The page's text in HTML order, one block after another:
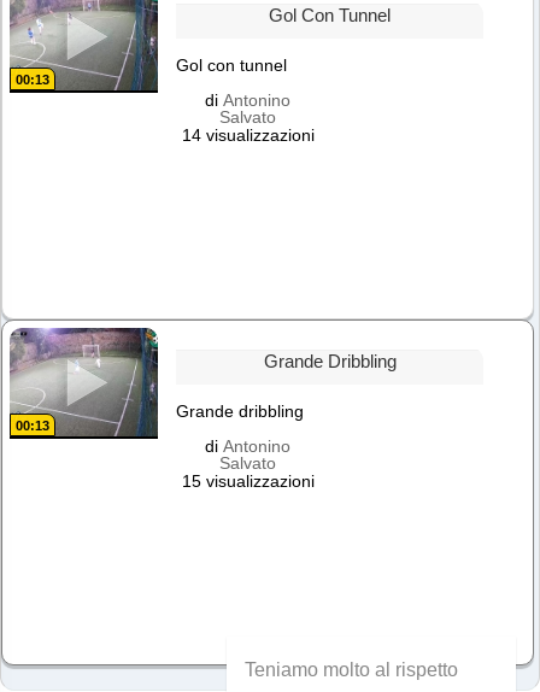
00:13
Gol Con Tunnel
Gol con tunnel
diAntonino
Salvato
14 visualizzazioni
00:13
Grande Dribbling
Grande dribbling
diAntonino
Salvato
15 visualizzazioni
Teniamo molto al rispetto